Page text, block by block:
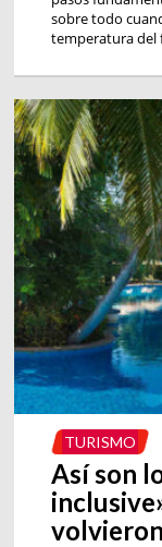
sobre todo
temperatura del
TURISMO
Así son